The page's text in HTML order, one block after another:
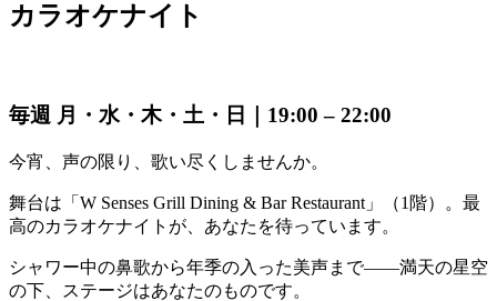
カラオケナイト
毎週 月・水・木・土・日｜19:00 – 22:00
今宵、声の限り、歌い尽くしませんか。
舞台は「W Senses Grill Dining & Bar Restaurant」（1階）。最
高のカラオケナイトが、あなたを待っています。
シャワー中の鼻歌から年季の入った美声まで――満天の星空
の下、ステージはあなたのものです。